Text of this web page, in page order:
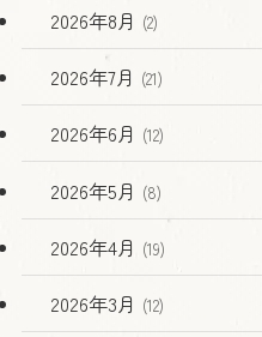
2026年8月 (2)
2026年7月 (21)
2026年6月 (12)
2026年5月 (8)
2026年4月 (19)
2026年3月 (12)